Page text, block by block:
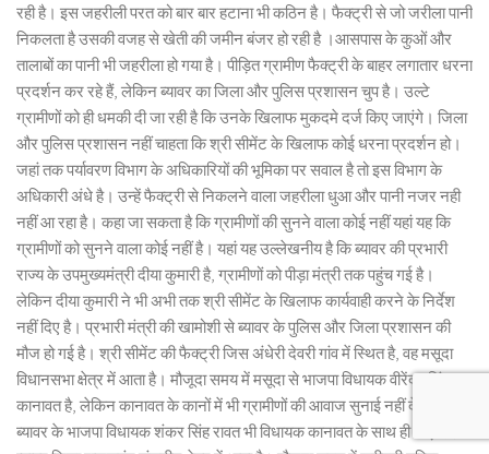
रही है। इस जहरीली परत को बार बार हटाना भी कठिन है। फैक्ट्री से जो जरीला पानी
निकलता है उसकी वजह से खेती की जमीन बंजर हो रही है ।आसपास के कुओं और
तालाबों का पानी भी जहरीला हो गया है। पीड़ित ग्रामीण फैक्ट्री के बाहर लगातार धरना
प्रदर्शन कर रहे हैं, लेकिन ब्यावर का जिला और पुलिस प्रशासन चुप है। उल्टे
ग्रामीणों को ही धमकी दी जा रही है कि उनके खिलाफ मुकदमे दर्ज किए जाएंगे। जिला
और पुलिस प्रशासन नहीं चाहता कि श्री सीमेंट के खिलाफ कोई धरना प्रदर्शन हो।
जहां तक पर्यावरण विभाग के अधिकारियों की भूमिका पर सवाल है तो इस विभाग के
अधिकारी अंधे है। उन्हें फैक्ट्री से निकलने वाला जहरीला धुआ और पानी नजर नही
नहीं आ रहा है। कहा जा सकता है कि ग्रामीणों की सुनने वाला कोई नहीं यहां यह कि
ग्रामीणों को सुनने वाला कोई नहीं है। यहां यह उल्लेखनीय है कि ब्यावर की प्रभारी
राज्य के उपमुख्यमंत्री दीया कुमारी है, ग्रामीणों को पीड़ा मंत्री तक पहुंच गई है।
लेकिन दीया कुमारी ने भी अभी तक श्री सीमेंट के खिलाफ कार्यवाही करने के निर्देश
नहीं दिए है। प्रभारी मंत्री की खामोशी से ब्यावर के पुलिस और जिला प्रशासन की
मौज हो गई है। श्री सीमेंट की फैक्ट्री जिस अंधेरी देवरी गांव में स्थित है, वह मसूदा
विधानसभा क्षेत्र में आता है। मौजूदा समय में मसूदा से भाजपा विधायक वीरेंद्र सिंह
कानावत है, लेकिन कानावत के कानों में भी ग्रामीणों की आवाज सुनाई नहीं दे रही।
ब्यावर के भाजपा विधायक शंकर सिंह रावत भी विधायक कानावत के साथ ही खड़े हे।